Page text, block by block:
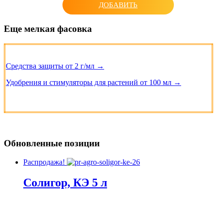
ДОБАВИТЬ
Еще мелкая фасовка
Средства защиты от 2 г/мл →
Удобрения и стимуляторы для растений от 100 мл →
Обновленные позиции
Распродажа!
Солигор, КЭ 5 л